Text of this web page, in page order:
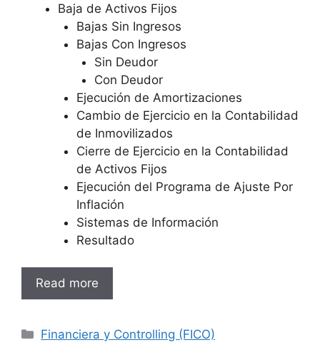
Baja de Activos Fijos
Bajas Sin Ingresos
Bajas Con Ingresos
Sin Deudor
Con Deudor
Ejecución de Amortizaciones
Cambio de Ejercicio en la Contabilidad
de Inmovilizados
Cierre de Ejercicio en la Contabilidad
de Activos Fijos
Ejecución del Programa de Ajuste Por
Inflación
Sistemas de Información
Resultado
Read more
Categories
Financiera y Controlling (FICO)